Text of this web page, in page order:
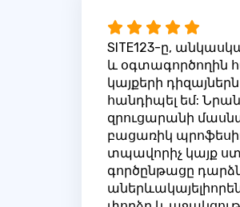
SITE123-ը,
և օգտագործողին
կայքերի դիզայներն
հանդիպել եմ:
զրուցարանի
բացառիկ
տպավորիչ կայք
գործընթացը